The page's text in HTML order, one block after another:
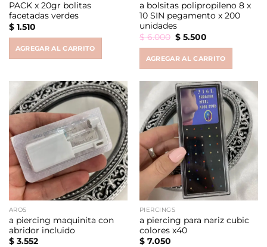
PACK x 20gr bolitas
facetadas verdes
$1.510
AGREGAR AL CARRITO
a bolsitas polipropileno 8 x
10 SIN pegamento x 200
unidades
$6.000 Original
price
$ 6.000.
$5.500Current
$ 5.500.
AGREGAR AL CARRITO
AROS
a piercing maquinita con
abridor incluido
$3.552
PIERCINGS
a piercing para nariz cubic
colores x40
$7.050